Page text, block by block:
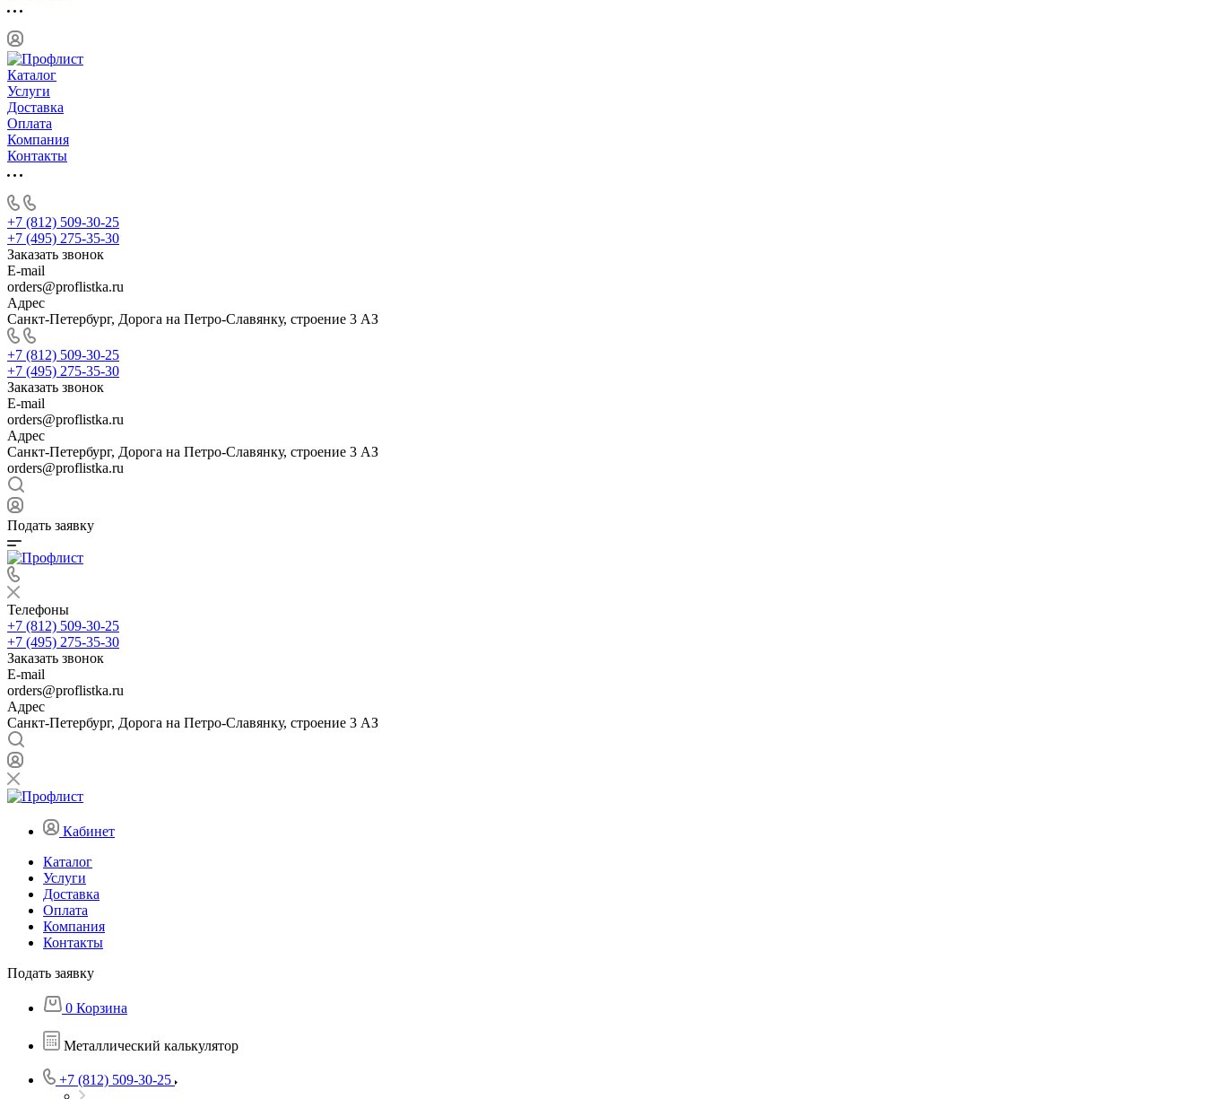
Каталог
Услуги
Доставка
Оплата
Компания
Контакты
+7 (812) 509-30-25
+7 (495) 275-35-30
Заказать звонок
E-mail
orders@proflistka.ru
Адрес
Санкт-Петербург, Дорога на Петро-Славянку, строение 3 АЗ
+7 (812) 509-30-25
+7 (495) 275-35-30
Заказать звонок
E-mail
orders@proflistka.ru
Адрес
Санкт-Петербург, Дорога на Петро-Славянку, строение 3 АЗ
orders@proflistka.ru
Подать заявку
Телефоны
+7 (812) 509-30-25
+7 (495) 275-35-30
Заказать звонок
E-mail
orders@proflistka.ru
Адрес
Санкт-Петербург, Дорога на Петро-Славянку, строение 3 АЗ
Кабинет
Каталог
Услуги
Доставка
Оплата
Компания
Контакты
Подать заявку
0 Корзина
Металлический калькулятор
+7 (812) 509-30-25